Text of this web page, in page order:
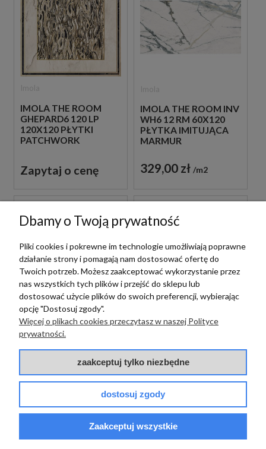
IMOLA THE ROOM
GHEPARD6 120 LP
120X120 PŁYTKI
PATCHWORK
Zapytaj o cenę
IMOLA THE ROOM INV
WH6 12 RM 60X120
PŁYTKA IMITUJĄCA
MARMUR
329,00 zł m2
Imola
IMOLA THE ROOM
MARMUROWE
GRESOWE
GRESOWE
485,00 zł
Dbamy o Twoją prywatność
Pliki cookies i pokrewne im technologie umożliwiają poprawne
działanie strony i pomagają nam dostosować ofertę do
Twoich potrzeb. Możesz zaakceptować wykorzystanie przez
nas wszystkich tych plików i przejść do sklepu lub
dostosować użycie plików do swoich preferencji, wybierając
opcję "Dostosuj zgody".
Więcej o plikach cookies przeczytasz w naszej Polityce
prywatności.
zaakceptuj tylko niezbędne
dostosuj zgody
Zaakceptuj wszystkie